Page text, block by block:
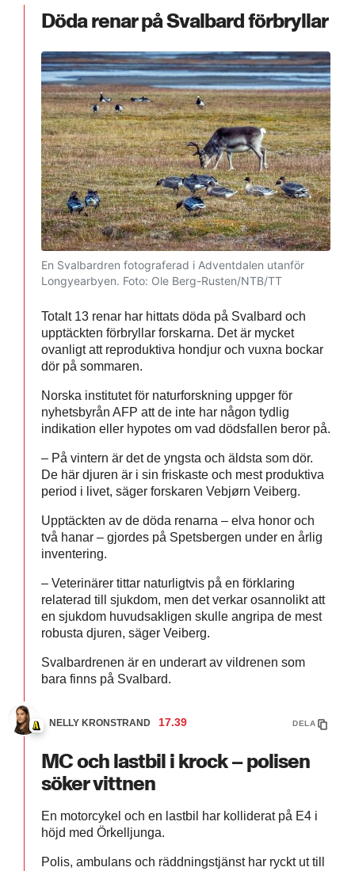
Döda renar på Svalbard förbryllar
En Svalbardren fotograferad i Adventdalen utanför
Longyearbyen. Foto: Ole Berg-Rusten/NTB/TT
Totalt 13 renar har hittats döda på Svalbard och
upptäckten förbryllar forskarna. Det är mycket
ovanligt att reproduktiva hondjur och vuxna bockar
dör på sommaren.
Norska institutet för naturforskning uppger för
nyhetsbyrån AFP att de inte har någon tydlig
indikation eller hypotes om vad dödsfallen beror på.
– På vintern är det de yngsta och äldsta som dör.
De här djuren är i sin friskaste och mest produktiva
period i livet, säger forskaren Vebjørn Veiberg.
Upptäckten av de döda renarna – elva honor och
två hanar – gjordes på Spetsbergen under en årlig
inventering.
– Veterinärer tittar naturligtvis på en förklaring
relaterad till sjukdom, men det verkar osannolikt att
en sjukdom huvudsakligen skulle angripa de mest
robusta djuren, säger Veiberg.
Svalbardrenen är en underart av vildrenen som
bara finns på Svalbard.
NELLY KRONSTRAND 17.39 DELA
MC och lastbil i krock – polisen
söker vittnen
En motorcykel och en lastbil har kolliderat på E4 i
höjd med Örkelljunga.
Polis, ambulans och räddningstjänst har ryckt ut till